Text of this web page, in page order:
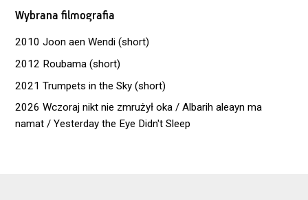
Wybrana filmografia
2010 Joon aen Wendi (short)
2012 Roubama (short)
2021 Trumpets in the Sky (short)
2026 Wczoraj nikt nie zmrużył oka / Albarih aleayn ma
namat / Yesterday the Eye Didn't Sleep